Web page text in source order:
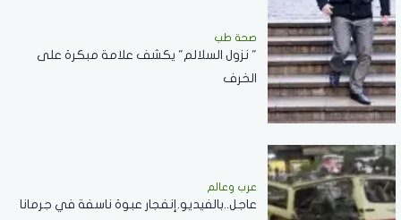
صحة طب
" نزول السلالم" يكشف علامة مبكرة على
الخرف
عرب وعالم
عاجل..بالفيديو.إنفجار عبوة ناسفة في جرمانا